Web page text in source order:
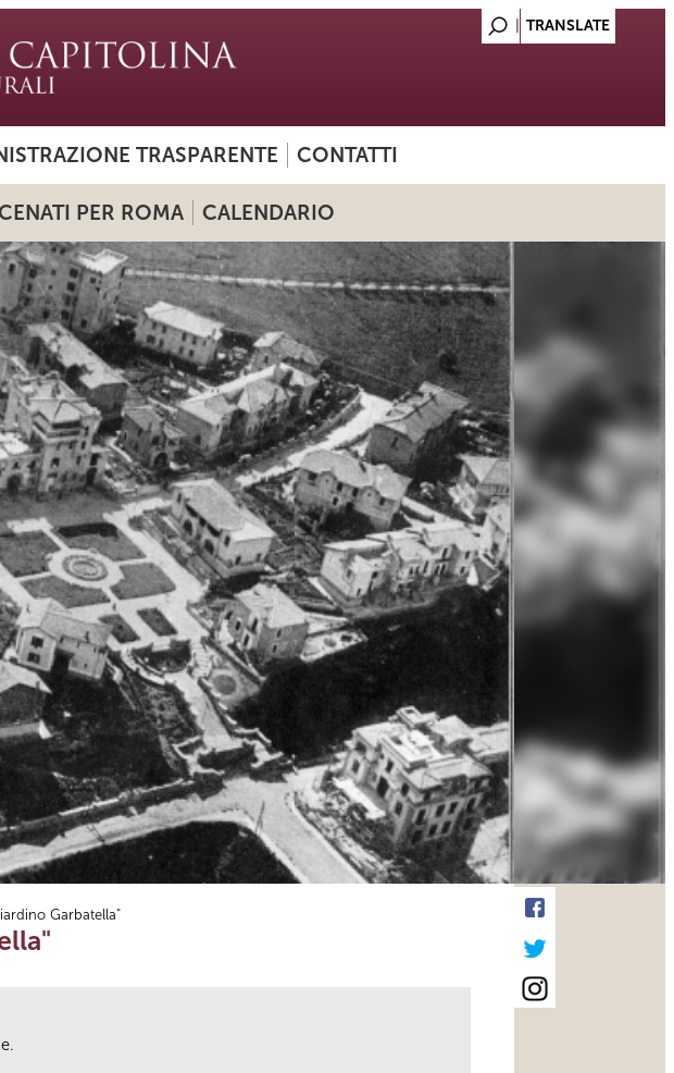
TRASPARENTE CONTATTI
PER ROMA CALENDARIO
Garbatella"